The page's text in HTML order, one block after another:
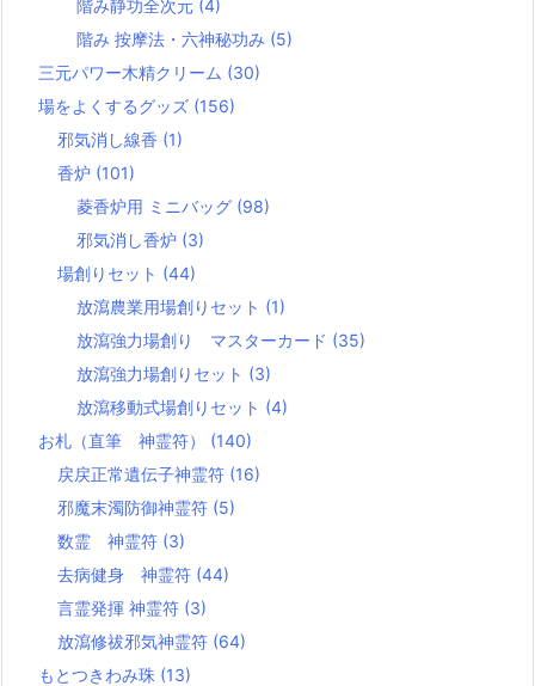
階み静功全次元 (4)
階み 按摩法・六神秘功み (5)
三元パワー木精クリーム (30)
場をよくするグッズ (156)
邪気消し線香 (1)
香炉 (101)
菱香炉用 ミニバッグ (98)
邪気消し香炉 (3)
場創りセット (44)
放瀉農業用場創りセット (1)
放瀉強力場創り マスターカード (35)
放瀉強力場創りセット (3)
放瀉移動式場創りセット (4)
お札（直筆 神霊符） (140)
戻戻正常遺伝子神霊符 (16)
邪魔末濁防御神霊符 (5)
数霊 神霊符 (3)
去病健身 神霊符 (44)
言霊発揮 神霊符 (3)
放瀉修祓邪気神霊符 (64)
もとつきわみ珠 (13)